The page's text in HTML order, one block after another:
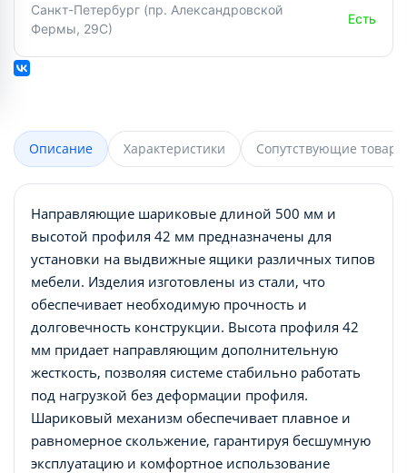
Санкт-Петербург (пр. Александровской
Фермы, 29С)
Есть
Описание Характеристики Сопутствующие товары
Направляющие шариковые длиной 500 мм и
высотой профиля 42 мм предназначены для
установки на выдвижные ящики различных типов
мебели. Изделия изготовлены из стали, что
обеспечивает необходимую прочность и
долговечность конструкции. Высота профиля 42
мм придает направляющим дополнительную
жесткость, позволяя системе стабильно работать
под нагрузкой без деформации профиля.
Шариковый механизм обеспечивает плавное и
равномерное скольжение, гарантируя бесшумную
эксплуатацию и комфортное использование